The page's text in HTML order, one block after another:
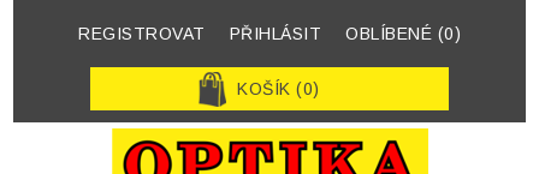
REGISTROVAT PŘIHLÁSIT OBLÍBENÉ (0)
KOŠÍK (0)